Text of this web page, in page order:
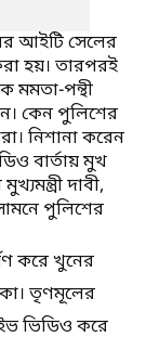
আইটি সেলের
হয়। তারপরই
পন্থী
কেন পুলিশের
নিশানা করেন
বার্তায় মুখ
দাবী,
পুলিশের
করে খুনের
তৃণমূলের
ভিডিও করে